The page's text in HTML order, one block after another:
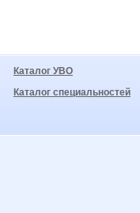
Каталог УВО
Каталог специальностей